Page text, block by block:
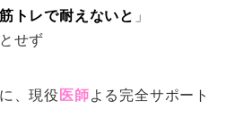
筋トレで耐えないと 」
せず
に、現役 医師よる完全サポート